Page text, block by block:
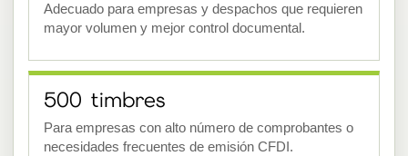
Adecuado para empresas y despachos que requieren
mayor volumen y mejor control documental.
500 timbres
Para empresas con alto número de comprobantes o
necesidades frecuentes de emisión CFDI.